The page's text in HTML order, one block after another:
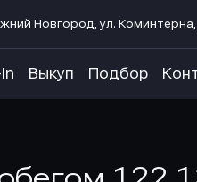
Новгород, ул. Коминтерна,
Выкуп Подбор